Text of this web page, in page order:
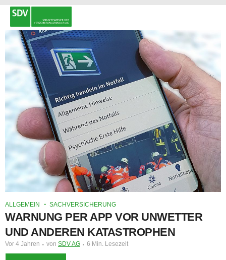
ALLGEMEIN SACHVERSICHERUNG
WARNUNG PER APP VOR UNWETTER
UND ANDEREN KATASTROPHEN
Vor 4 Jahren von SDV AG 6 Min. Lesezeit